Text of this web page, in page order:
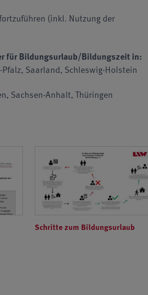
(inkl. Nutzung der
für Bildungsurlaub/Bildungszeit in:
Saarland, Schleswig-Holstein
Sachsen-Anhalt, Thüringen
Schritte zum Bildungsurlaub